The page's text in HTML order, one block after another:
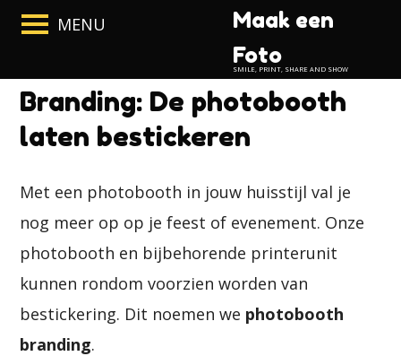
Ga
naar
Ga
naar
Ga
naar
footer
Maak een
Foto
SMILE, PRINT, SHARE AND SHOW
ENTER
OPENEN
Branding: De photobooth
laten bestickeren
Met een photobooth in jouw huisstijl val je
nog meer op op je feest of evenement. Onze
photobooth en bijbehorende printerunit
kunnen rondom voorzien worden van
bestickering. Dit noemen we photobooth
branding.